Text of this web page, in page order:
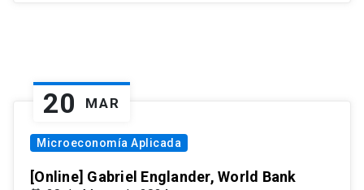
20 MAR
Microeconomía Aplicada
[Online] Gabriel Englander, World Bank